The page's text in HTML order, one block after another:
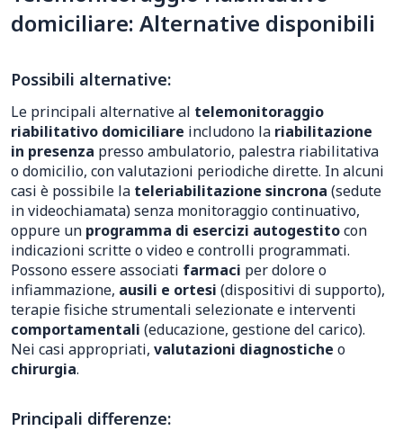
domiciliare: Alternative disponibili
Possibili alternative:
Le principali alternative al telemonitoraggio
riabilitativo domiciliare includono la riabilitazione
in presenza presso ambulatorio, palestra riabilitativa
o domicilio, con valutazioni periodiche dirette. In alcuni
casi è possibile la teleriabilitazione sincrona (sedute
in videochiamata) senza monitoraggio continuativo,
oppure un programma di esercizi autogestitocon
indicazioni scritte o video e controlli programmati.
Possono essere associati farmaci per dolore o
infiammazione, ausili e ortesi (dispositivi di supporto),
terapie fisiche strumentali selezionate e interventi
comportamentali (educazione, gestione del carico).
Nei casi appropriati, valutazioni diagnostiche o
chirurgia.
Principali differenze: